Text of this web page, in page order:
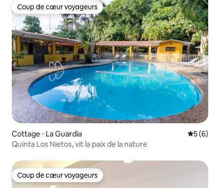
Coup de cœur voyageurs
Coup de cœur voyageurs
Cottage ⋅ La Guardia
5 (6)
Quinta Los Nietos, vit la paix de la nature
Coup de cœur voyageurs
Coup de cœur voyageurs